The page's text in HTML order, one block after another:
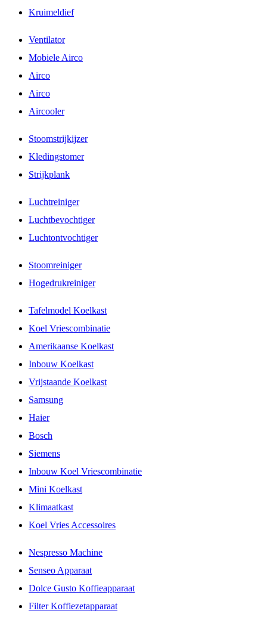
Kruimeldief
Ventilator
Mobiele Airco
Airco
Airco
Aircooler
Stoomstrijkijzer
Kledingstomer
Strijkplank
Luchtreiniger
Luchtbevochtiger
Luchtontvochtiger
Stoomreiniger
Hogedrukreiniger
Tafelmodel Koelkast
Koel Vriescombinatie
Amerikaanse Koelkast
Inbouw Koelkast
Vrijstaande Koelkast
Samsung
Haier
Bosch
Siemens
Inbouw Koel Vriescombinatie
Mini Koelkast
Klimaatkast
Koel Vries Accessoires
Nespresso Machine
Senseo Apparaat
Dolce Gusto Koffieapparaat
Filter Koffiezetapparaat